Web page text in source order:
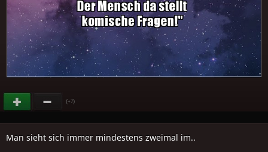
(+7)
Man sieht sich immer mindestens zweimal im..